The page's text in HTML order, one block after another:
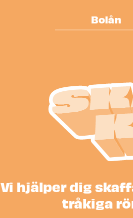
Bolån
Vi hjälper dig
tråkiga